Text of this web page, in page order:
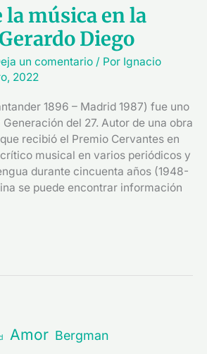
la música en la
Diego
un comentario / Por Ignacio
2022
1896 – Madrid 1987) fue uno
del 27. Autor de una obra
recibió el Premio Cervantes en
musical en varios periódicos y
durante cincuenta años (1948-
se puede encontrar información
Amor Bergman